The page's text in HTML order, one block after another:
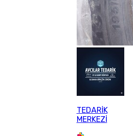
TEDARİK
MERKEZİ